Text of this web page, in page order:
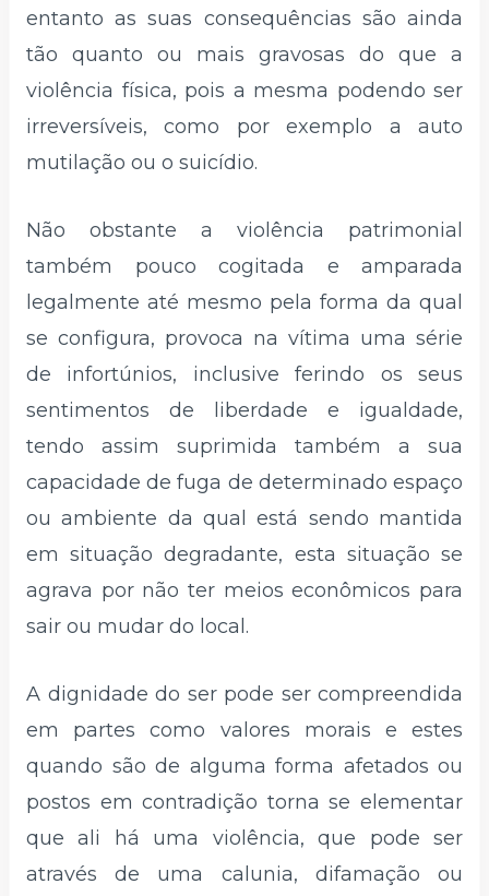
entanto as suas consequências são ainda
tão quanto ou mais gravosas do que a
violência física, pois a mesma podendo ser
irreversíveis, como por exemplo a auto
mutilação ou o suicídio.
Não obstante a violência patrimonial
também pouco cogitada e amparada
legalmente até mesmo pela forma da qual
se configura, provoca na vítima uma série
de infortúnios, inclusive ferindo os seus
sentimentos de liberdade e igualdade,
tendo assim suprimida também a sua
capacidade de fuga de determinado espaço
ou ambiente da qual está sendo mantida
em situação degradante, esta situação se
agrava por não ter meios econômicos para
sair ou mudar do local.
A dignidade do ser pode ser compreendida
em partes como valores morais e estes
quando são de alguma forma afetados ou
postos em contradição torna se elementar
que ali há uma violência, que pode ser
através de uma calunia, difamação ou